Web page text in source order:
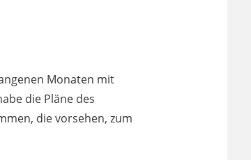
Monaten mit
die Pläne des
die vorsehen, zum